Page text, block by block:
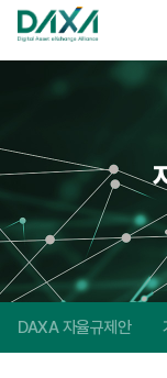
DAXA 자율규제안